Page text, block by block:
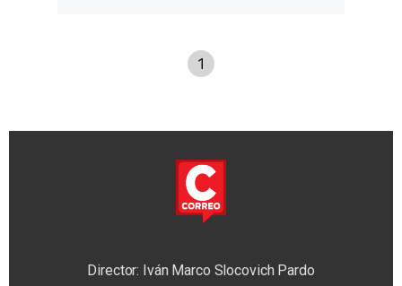
1
Director: Iván Marco Slocovich Pardo